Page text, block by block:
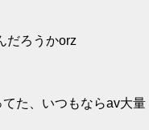
だろうかorz
た、いつもならav大量